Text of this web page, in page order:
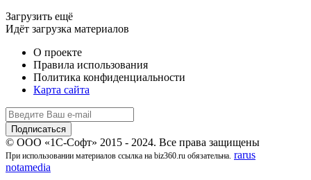
Загрузить ещё
Идёт загрузка материалов
О проекте
Правила использования
Политика конфиденциальности
Карта сайта
© ООО «1С-Софт» 2015 - 2024. Все права защищены
При использовании материалов ссылка на biz360.ru обязательна. rarus
notamedia